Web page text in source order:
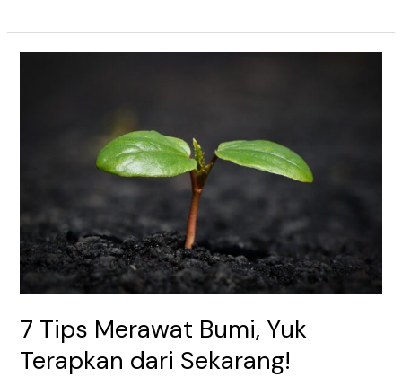
7 Tips Merawat Bumi, Yuk
Terapkan dari Sekarang!
Sekarang!